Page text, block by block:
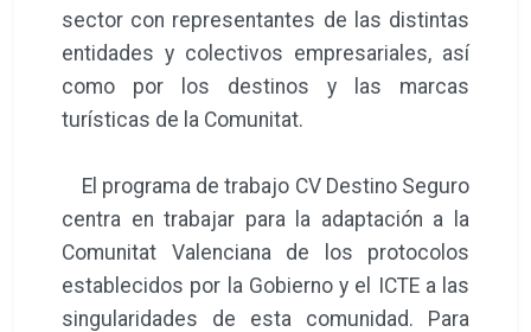
sector con representantes de las distintas
entidades y colectivos empresariales, así
como por los destinos y las marcas
turísticas de la Comunitat.
El programa de trabajo CV Destino Seguro
centra en trabajar para la adaptación a la
Comunitat Valenciana de los protocolos
establecidos por la Gobierno y el ICTE a las
singularidades de esta comunidad. Para